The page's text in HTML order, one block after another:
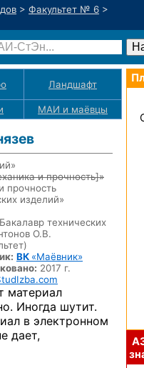
> Факультет № 6 >
Ландшафт
МАИ и маёвцы
и прочность]»
прочность
изделий»
Бакалавр технических
О.В.
ВК «Маёвник»
2017 г.
материал
Иногда шутит.
в электронном
дает,